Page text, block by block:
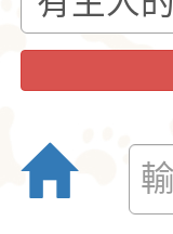
似
警
格
愛
小
娃
后